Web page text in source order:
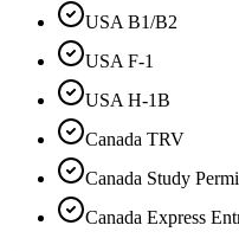
USA B1/B2
USA F-1
USA H-1B
Canada TRV
Canada Study
Canada Express